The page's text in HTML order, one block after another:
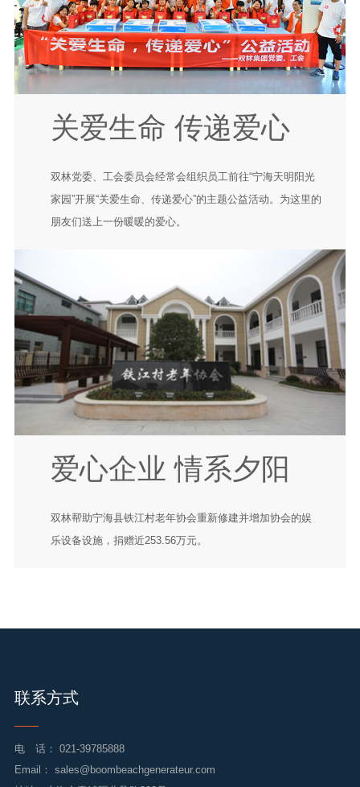
关爱生命 传递爱心
双林党委、工会委员会经常会组织员工前往“宁海天明阳光
家园”开展“关爱生命、传递爱心”的主题公益活动。为这里的
朋友们送上一份暖暖的爱心。
爱心企业 情系夕阳
双林帮助宁海县铁江村老年协会重新修建并增加协会的娱
乐设备设施，捐赠近253.56万元。
联系方式
电 话： 021-39785888
Email： sales@boombeachgenerateur.com